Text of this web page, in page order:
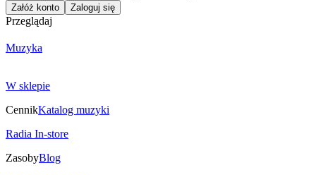
Załóż konto Zaloguj się
Przeglądaj
Muzyka
W sklepie
CennikKatalog muzyki
Radia In-store
ZasobyBlog